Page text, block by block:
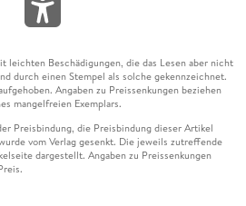
leichten Beschädigungen, die das Lesen aber nicht
durch einen Stempel als solche gekennzeichnet.
Angaben zu Preissenkungen beziehen
mangelfreien Exemplars.
Preisbindung, die Preisbindung dieser Artikel
vom Verlag gesenkt. Die jeweils zutreffende
dargestellt. Angaben zu Preissenkungen